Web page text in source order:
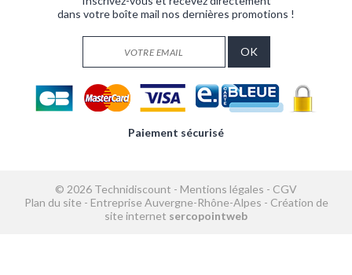
dans votre boîte mail nos dernières promotions !
Paiement sécurisé
© 2026 Technidiscount - Mentions légales - CGV
Plan du site - Entreprise Auvergne-Rhône-Alpes - Création de
site internet sercopointweb